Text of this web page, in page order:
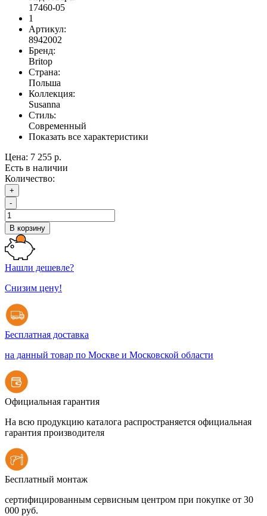
17460-05
1
Артикул:
8942002
Бренд:
Britop
Страна:
Польша
Коллекция:
Susanna
Стиль:
Современный
Показать все характеристики
Цена: 7 255 р.
Есть в наличии
Количество:
+
-
В корзину
Нашли дешевле?
Снизим цену!
Бесплатная доставка
на данный товар по Москве и Московской области
Официальная гарантия
На всю продукцию каталога распространяется официальная
гарантия производителя
Бесплатный монтаж
сертифицированным сервисным центром при покупке от 30
000 руб.